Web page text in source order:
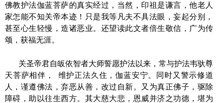
佛教护法伽蓝菩萨的真实经过，当然，印祖是谦言，他老人
家怎能不知关帝本迹！只是我等凡夫不具法眼，妄起分别，
甚至心生轻慢，造诸恶业。还望读此文者倍生敬信，广为传
颂，获福无涯。
关圣帝君自皈依智者大师誓愿护法以来，常与护法韦驮尊
天菩萨相伴，
维护正法久住，伽蓝安宁。同时又警示修道
人，谨遵佛法，弃恶从善，改过自新。又为真正佛子，驱除
障碍，助以往生西方。其大慈大悲，恩威并济之功德，堪为